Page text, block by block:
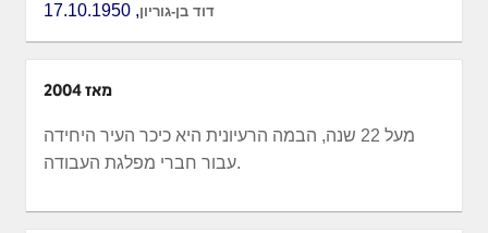
דוד בן-גוריון, 17.10.1950
מאז 2004
מעל 22 שנה, הבמה הרעיונית היא כיכר העיר היחידה
עבור חברי מפלגת העבודה.